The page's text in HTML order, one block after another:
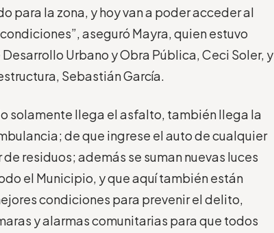
para la zona, y hoy van a poder acceder al
aseguró Mayra, quien estuvo
Urbano y Obra Pública, Ceci Soler, y
Sebastián García.
solamente llega el asfalto, también llega la
de que ingrese el auto de cualquier
residuos; además se suman nuevas luces
el Municipio, y que aquí también están
condiciones para prevenir el delito,
y alarmas comunitarias para que todos